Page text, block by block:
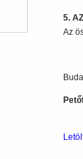
5.
Az